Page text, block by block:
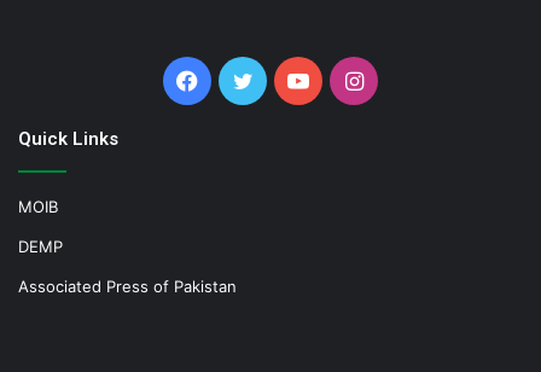
Facebook
TwitterYouTubeInstagram
Quick Links
MOIB
DEMP
Associated Press of Pakistan